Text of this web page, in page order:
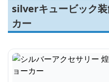
silverキュービック
カー